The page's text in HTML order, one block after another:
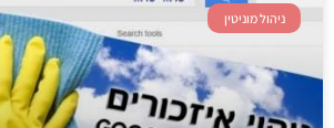
ניהול מוניטין